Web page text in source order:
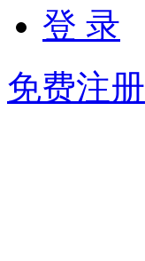
登 录
免费注册